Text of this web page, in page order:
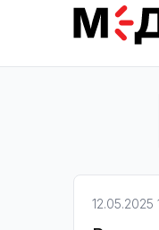
12.05.2025